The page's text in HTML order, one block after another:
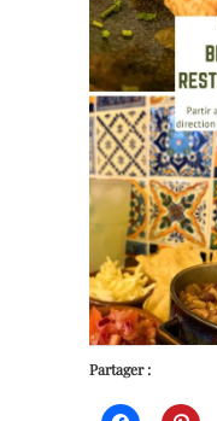
Partager :